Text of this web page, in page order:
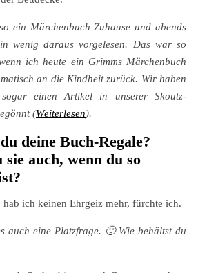
ein Märchenbuch Zuhause und abends
wenig daraus vorgelesen. Das war so
ich heute ein Grimms Märchenbuch
an die Kindheit zurück. Wir haben
sogar einen Artikel in unserer Skoutz-
(Weiterlesen).
deine Buch-Regale?
sie auch, wenn du so
ich keinen Ehrgeiz mehr, fürchte ich.
auch eine Platzfrage. 🙂 Wie behältst du